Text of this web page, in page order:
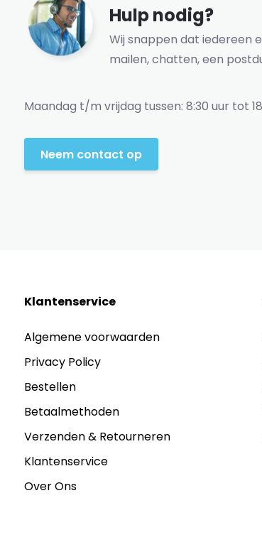
Hulp nodig?
Wij snappen dat iedereen
mailen, chatten, een
Maandag t/m vrijdag tussen: 8:30 uur tot
Neem contact op
Klantenservice
Algemene voorwaarden
Privacy Policy
Bestellen
Betaalmethoden
Verzenden & Retourneren
Klantenservice
Over Ons